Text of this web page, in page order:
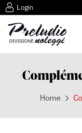
Login
Home